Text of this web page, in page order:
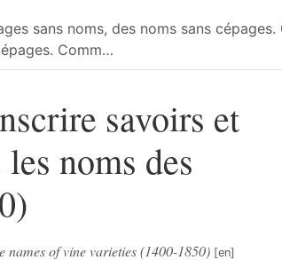
sans noms, des noms sans cépages.
Comm…
savoirs et
noms des
names of vine varieties (1400-1850)